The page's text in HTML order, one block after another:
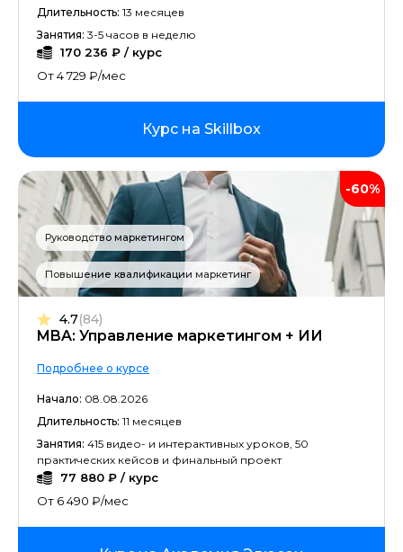
Длительность: 13 месяцев
Занятия: 3-5 часов в неделю
170 236 ₽ / курс
От 4 729 ₽/мес
Курс на Skillbox
-60%
Руководство маркетингом
Повышение квалификации маркетинг
MBA: Управление маркетингом + ИИ
4.7(84)
Подробнее о курсе
Начало: 08.08.2026
Длительность: 11 месяцев
Занятия: 415 видео- и интерактивных уроков, 50
практических кейсов и финальный проект
77 880 ₽ / курс
От 6 490 ₽/мес